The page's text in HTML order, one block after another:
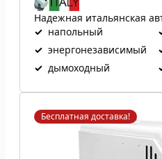
Надежная итальянская
✓ напольный
✓ энергонезависимый
✓ дымоходный
Бесплатная доставка!